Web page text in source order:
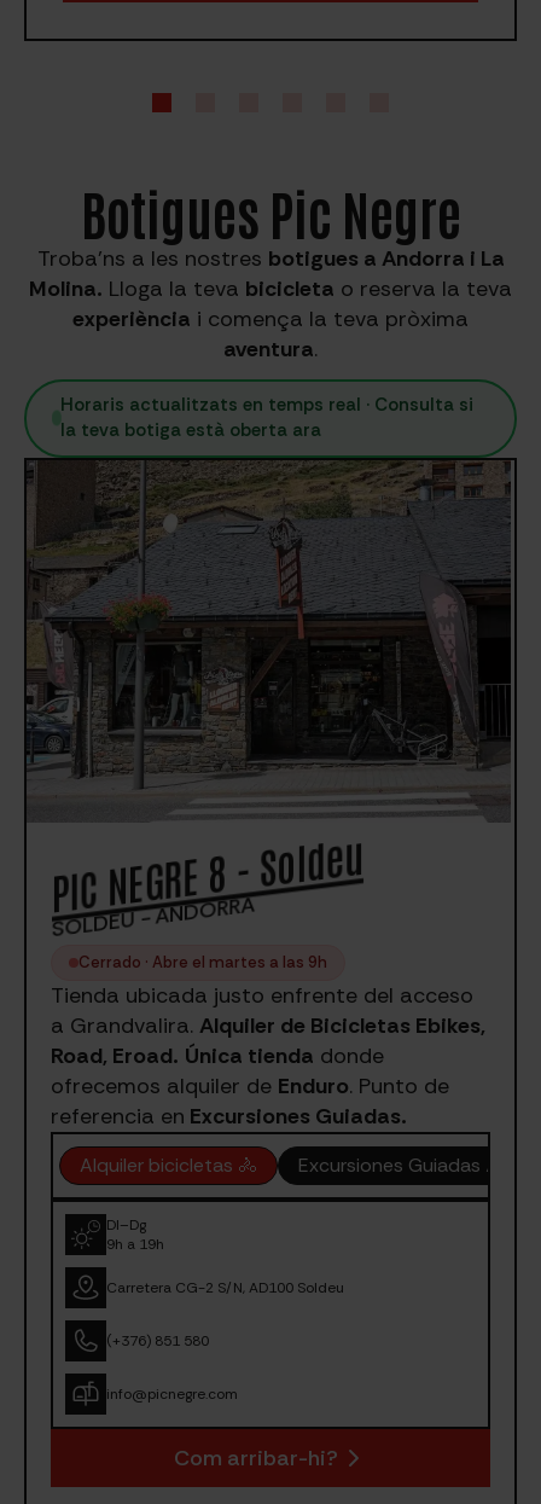
Botigues Pic Negre
Troba’ns a les nostres botigues a Andorra i La
Molina. Lloga la teva bicicleta o reserva la teva
experiència i comença la teva pròxima
aventura.
Horaris actualitzats en temps real · Consulta si
la teva botiga està oberta ara
PIC NEGRE 8 - Soldeu
SOLDEU - ANDORRA
Cerrado · Abre el martes a las 9h
Tienda ubicada justo enfrente del acceso
a Grandvalira. Alquiler de Bicicletas Ebikes,
Road, Eroad. Única tienda donde
ofrecemos alquiler de Enduro. Punto de
referencia en Excursiones Guiadas.
Alquiler bicicletas 🚴 Excursiones Guiadas ⛰️
Dl–Dg
9h a 19h
Carretera CG-2 S/N, AD100 Soldeu
(+376) 851 580
info@picnegre.com
Com arribar-hi?